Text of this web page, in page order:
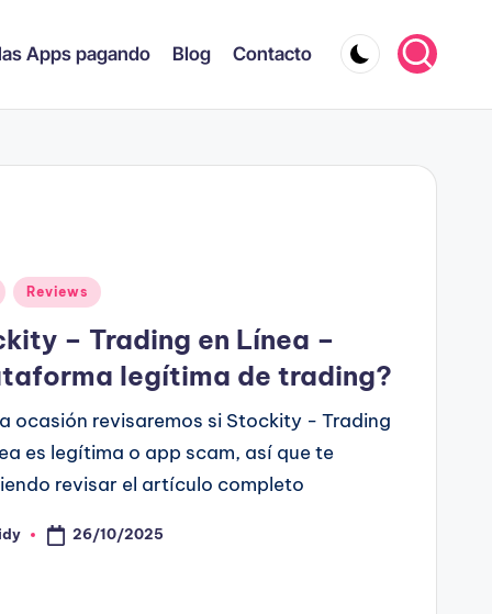
Apps pagando Blog Contacto
Reviews
– Trading en Línea –
legítima de trading?
ocasión revisaremos si Stockity - Trading
es legítima o app scam, así que te
revisar el artículo completo
26/10/2025